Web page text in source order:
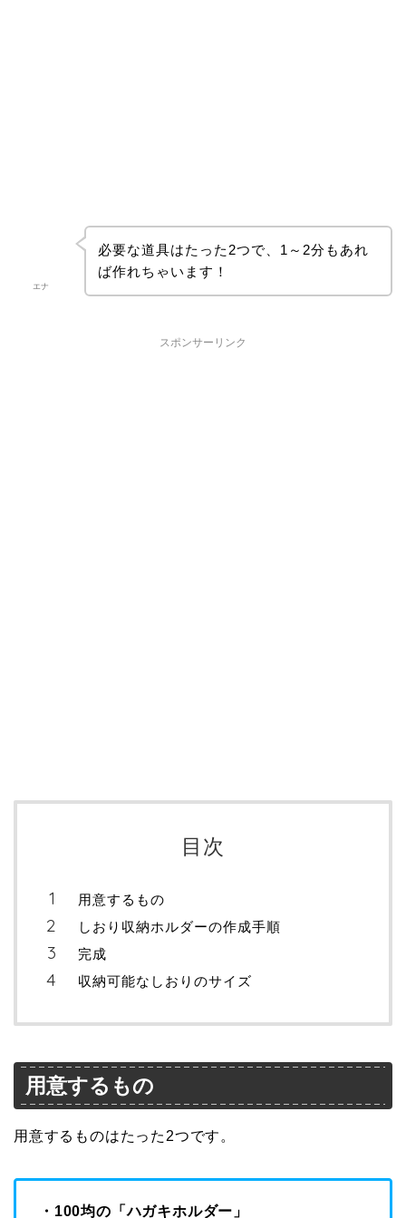
エナ
必要な道具はたった2つで、1～2分もあれ
ば作れちゃいます！
スポンサーリンク
目次
用意するもの
しおり収納ホルダーの作成手順
完成
収納可能なしおりのサイズ
用意するもの
用意するものはたった2つです。
・100均の「ハガキホルダー」